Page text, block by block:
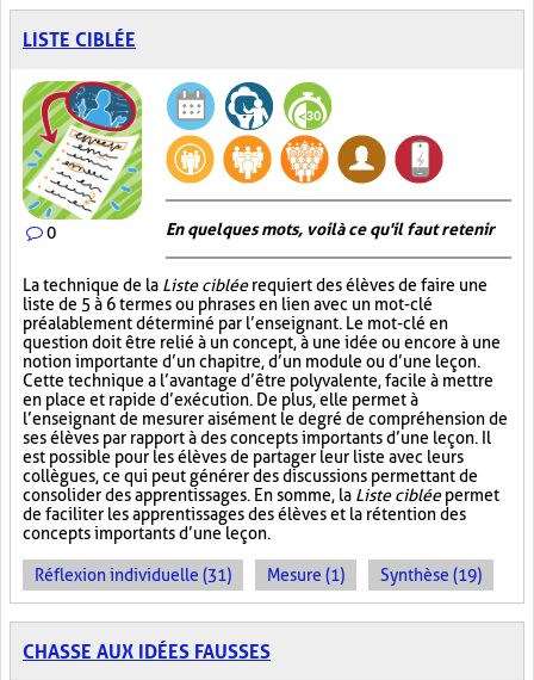
LISTE CIBLÉE
0 En quelques mots, voilà ce qu'il faut retenir
La technique de la Liste cibléerequiert des élèves de faire une
liste de 5 à 6 termes ou phrases en lien avec un mot-clé
préalablement déterminé par l’enseignant. Le mot-clé en
question doit être relié à un concept, à une idée ou encore à une
notion importante d’un chapitre, d’un module ou d’une leçon.
Cette technique a l’avantage d’être polyvalente, facile à mettre
en place et rapide d’exécution. De plus, elle permet à
l’enseignant de mesurer aisément le degré de compréhension de
ses élèves par rapport à des concepts importants d’une leçon. Il
est possible pour les élèves de partager leur liste avec leurs
collègues, ce qui peut générer des discussions permettant de
consolider des apprentissages. En somme, la Liste cibléepermet
de faciliter les apprentissages des élèves et la rétention des
concepts importants d’une leçon.
Réflexion individuelle (31) Mesure (1) Synthèse (19)
CHASSE AUX IDÉES FAUSSES